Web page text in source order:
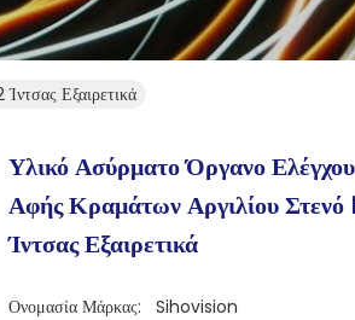
Εξαιρετικά
Υλικό Ασύρματο Όργανο
Αφής Κραμάτων Αργιλίου
Ίντσας Εξαιρετικά
Ονομασία Μάρκας: Sihovision